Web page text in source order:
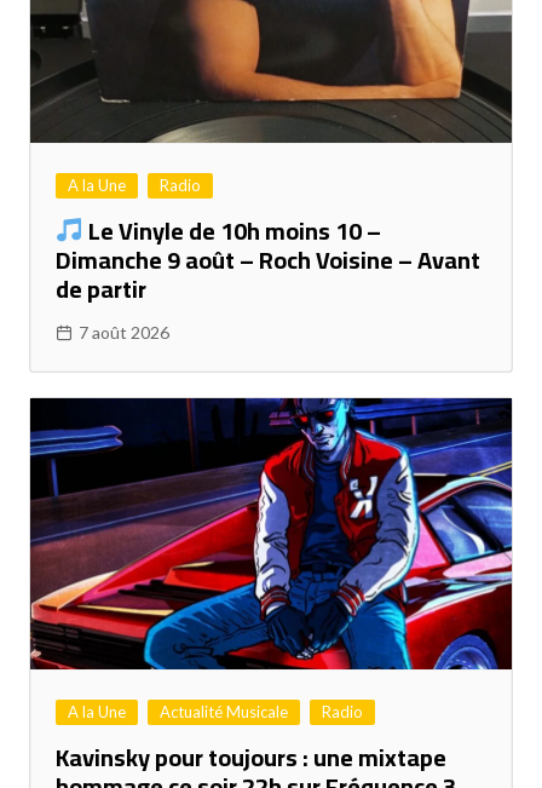
A la Une Radio
Le Vinyle de 10h moins 10 –
Dimanche 9 août – Roch Voisine – Avant
de partir
7 août 2026
A la Une Actualité Musicale Radio
Kavinsky pour toujours : une mixtape